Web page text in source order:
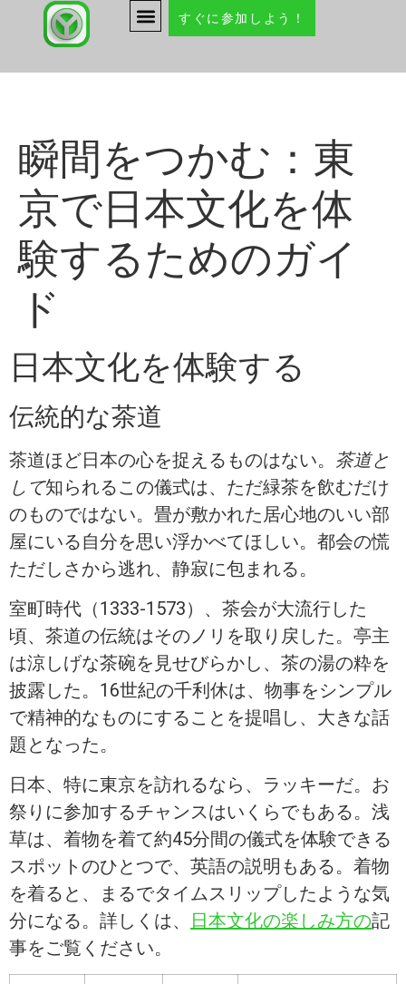
すぐに参加しよう！
瞬間をつかむ：東
京で日本文化を体
験するためのガイ
ド
日本文化を体験する
伝統的な茶道
茶道ほど日本の心を捉えるものはない。 茶道と
して知られるこの儀式は、ただ緑茶を飲むだけ
のものではない。畳が敷かれた居心地のいい部
屋にいる自分を思い浮かべてほしい。都会の慌
ただしさから逃れ、静寂に包まれる。
室町時代（1333-1573）、茶会が大流行した
頃、茶道の伝統はそのノリを取り戻した。亭主
は涼しげな茶碗を見せびらかし、茶の湯の粋を
披露した。16世紀の千利休は、物事をシンプル
で精神的なものにすることを提唱し、大きな話
題となった。
日本、特に東京を訪れるなら、ラッキーだ。お
祭りに参加するチャンスはいくらでもある。浅
草は、着物を着て約45分間の儀式を体験できる
スポットのひとつで、英語の説明もある。着物
を着ると、まるでタイムスリップしたような気
分になる。詳しくは、
日本文化の楽しみ方の記
事をご覧ください。